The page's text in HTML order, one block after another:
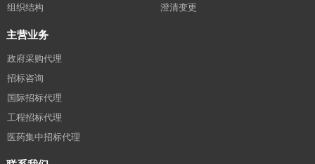
组织结构
澄清变更
主营业务
政府采购代理
招标咨询
国际招标代理
工程招标代理
医药集中招标代理